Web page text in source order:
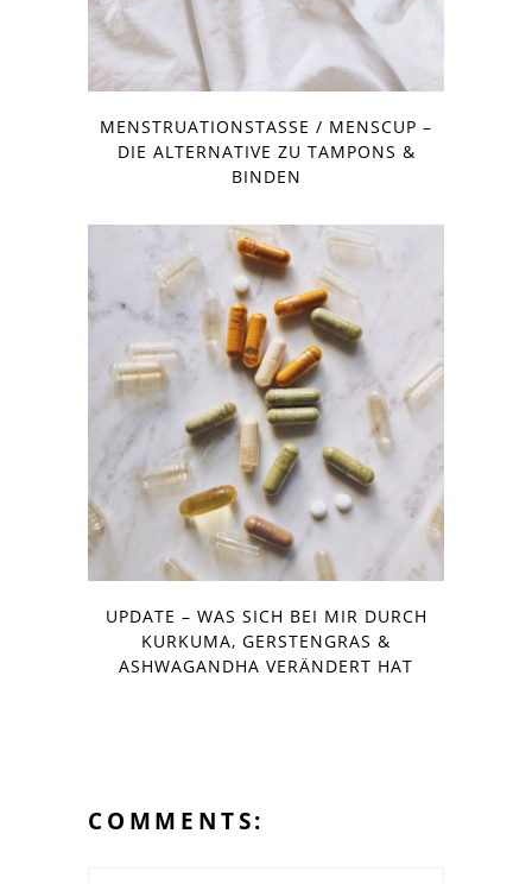
MENSTRUATIONSTASSE / MENSCUP –
DIE ALTERNATIVE ZU TAMPONS &
BINDEN
UPDATE – WAS SICH BEI MIR DURCH
KURKUMA, GERSTENGRAS &
ASHWAGANDHA VERÄNDERT HAT
COMMENTS: